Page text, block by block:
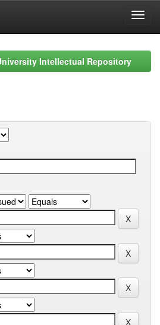
Intellectual Repository